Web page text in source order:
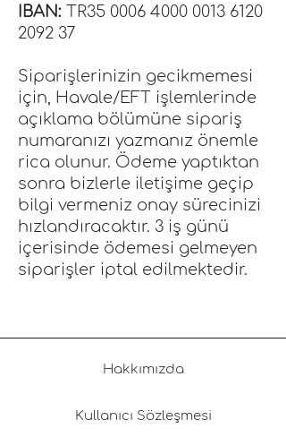
IBAN: TR35 0006 4000 0013 6120
2092 37
Siparişlerinizin gecikmemesi
için, Havale/EFT işlemlerinde
açıklama bölümüne sipariş
numaranızı yazmanız önemle
rica olunur. Ödeme yaptıktan
sonra bizlerle iletişime geçip
bilgi vermeniz onay sürecinizi
hızlandıracaktır. 3 iş günü
içerisinde ödemesi gelmeyen
siparişler iptal edilmektedir.
Hakkımızda
Kullanıcı Sözleşmesi